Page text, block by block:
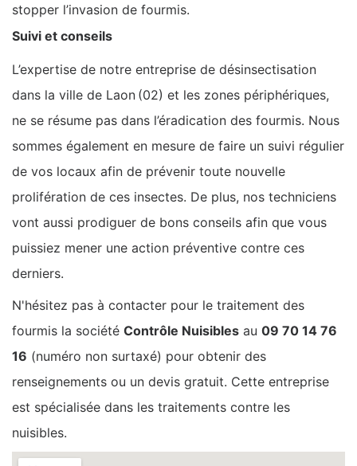
stopper l’invasion de fourmis.
Suivi et conseils
L’expertise de notre entreprise de désinsectisation
dans la ville de Laon (02) et les zones périphériques,
ne se résume pas dans l’éradication des fourmis. Nous
sommes également en mesure de faire un suivi régulier
de vos locaux afin de prévenir toute nouvelle
prolifération de ces insectes. De plus, nos techniciens
vont aussi prodiguer de bons conseils afin que vous
puissiez mener une action préventive contre ces
derniers.
N'hésitez pas à contacter pour le traitement des
fourmis la société Contrôle Nuisibles au 09 70 14 76
16 (numéro non surtaxé) pour obtenir des
renseignements ou un devis gratuit. Cette entreprise
est spécialisée dans les traitements contre les
nuisibles.